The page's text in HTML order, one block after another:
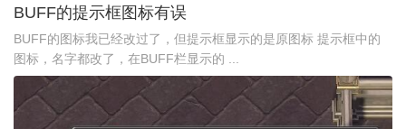
BUFF的提示框图标有误
BUFF的图标我已经改过了，但提示框显示的是原图标 提示框中的
图标，名字都改了，在BUFF栏显示的 ...